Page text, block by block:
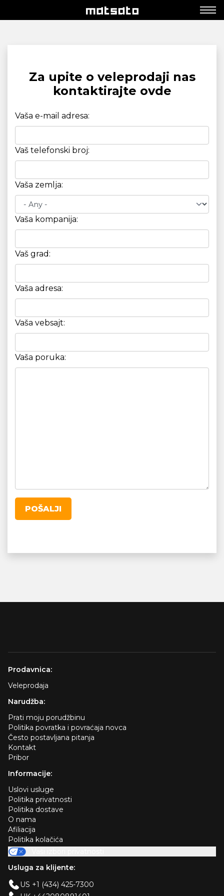
Za upite o veleprodaji nas
kontaktirajte ovde
Vaša e-mail adresa:
Vaš telefonski broj:
Vaša zemlja:
Vaša kompanija:
Vaš grad:
Vaša adresa:
Vaša vebsajt:
Vaša poruka:
POŠALJI
Prodavnica:
Veleprodaja
Narudžba:
Prati moju porudžbinu
Politika povratka i povraćaja novca
Često postavljana pitanja
Kontakt
Pribor
Informacije:
Uslovi usluge
Politika privatnosti
Politika dostave
O nama
Afiliacija
Politika kolačića
Usluga za klijente:
US +1 (434) 425-7300